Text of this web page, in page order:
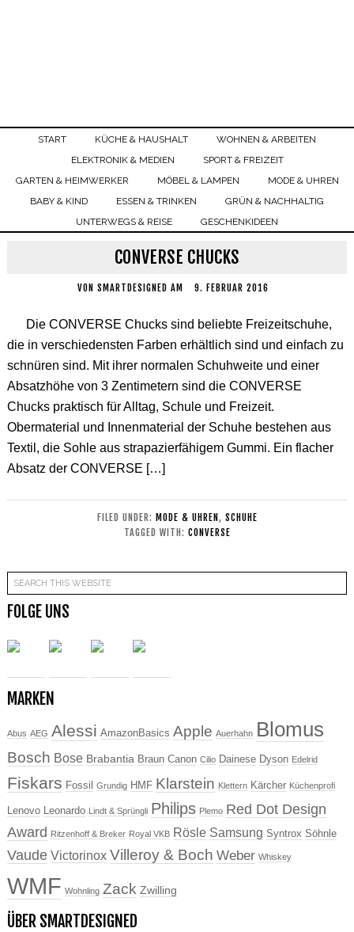
START KÜCHE & HAUSHALT
WOHNEN & ARBEITEN
ELEKTRONIK & MEDIEN
SPORT & FREIZEIT
GARTEN & HEIMWERKER
MÖBEL & LAMPEN
MODE & UHREN
BABY & KIND
ESSEN & TRINKEN
GRÜN & NACHHALTIG
UNTERWEGS & REISE
GESCHENKIDEEN
CONVERSE CHUCKS
VON SMARTDESIGNED AM 9. FEBRUAR 2016
Die CONVERSE Chucks sind beliebte Freizeitschuhe,
die in verschiedensten Farben erhältlich sind und einfach zu
schnüren sind. Mit ihrer normalen Schuhweite und einer
Absatzhöhe von 3 Zentimetern sind die CONVERSE
Chucks praktisch für Alltag, Schule und Freizeit.
Obermaterial und Innenmaterial der Schuhe bestehen aus
Textil, die Sohle aus strapazierfähigem Gummi. Ein flacher
Absatz der CONVERSE […]
FILED UNDER: MODE & UHREN , SCHUHE
TAGGED WITH: CONVERSE
FOLGE UNS
MARKEN
Abus AEG Alessi AmazonBasics Apple Auerhahn Blomus
Bosch Bose Brabantia Braun Canon Cilio Dainese Dyson Edelrid
Fiskars Fossil Grundig HMF Klarstein Klettern Kärcher Küchenprofi
Lenovo Leonardo Lindt & Sprüngli Philips Plemo Red Dot Design
Award Ritzenhoff & Breker Royal VKB Rösle Samsung Syntrox Söhnle
Vaude Victorinox Villeroy & Boch Weber Whiskey
WMF Wohnling Zack Zwilling
ÜBER SMARTDESIGNED